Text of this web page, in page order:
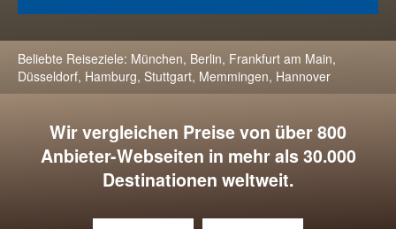
Beliebte Reiseziele: München, Berlin, Frankfurt am Main,
Düsseldorf, Hamburg, Stuttgart, Memmingen, Hannover
Wir vergleichen Preise von über 800
Anbieter-Webseiten in mehr als 30.000
Destinationen weltweit.